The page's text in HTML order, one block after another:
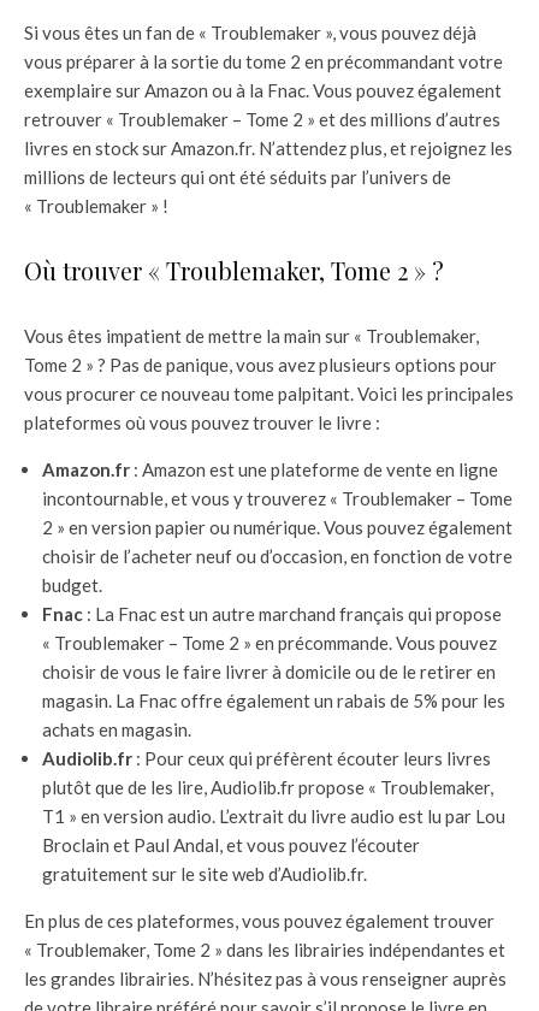
Si vous êtes un fan de « Troublemaker », vous pouvez déjà
vous préparer à la sortie du tome 2 en précommandant votre
exemplaire sur Amazon ou à la Fnac. Vous pouvez également
retrouver « Troublemaker – Tome 2 » et des millions d’autres
livres en stock sur Amazon.fr. N’attendez plus, et rejoignez les
millions de lecteurs qui ont été séduits par l’univers de
« Troublemaker » !
Où trouver « Troublemaker, Tome 2 » ?
Vous êtes impatient de mettre la main sur « Troublemaker,
Tome 2 » ? Pas de panique, vous avez plusieurs options pour
vous procurer ce nouveau tome palpitant. Voici les principales
plateformes où vous pouvez trouver le livre :
Amazon.fr : Amazon est une plateforme de vente en ligne
incontournable, et vous y trouverez « Troublemaker – Tome
2 » en version papier ou numérique. Vous pouvez également
choisir de l’acheter neuf ou d’occasion, en fonction de votre
budget.
Fnac : La Fnac est un autre marchand français qui propose
« Troublemaker – Tome 2 » en précommande. Vous pouvez
choisir de vous le faire livrer à domicile ou de le retirer en
magasin. La Fnac offre également un rabais de 5% pour les
achats en magasin.
Audiolib.fr : Pour ceux qui préfèrent écouter leurs livres
plutôt que de les lire, Audiolib.fr propose « Troublemaker,
T1 » en version audio. L’extrait du livre audio est lu par Lou
Broclain et Paul Andal, et vous pouvez l’écouter
gratuitement sur le site web d’Audiolib.fr.
En plus de ces plateformes, vous pouvez également trouver
« Troublemaker, Tome 2 » dans les librairies indépendantes et
les grandes librairies. N’hésitez pas à vous renseigner auprès